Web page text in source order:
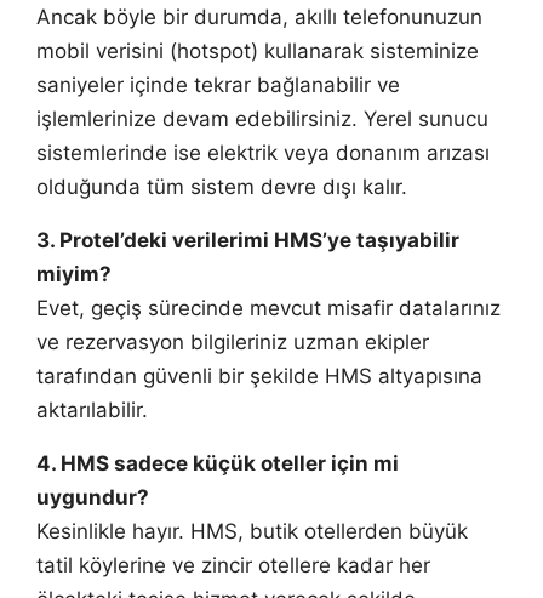
Ancak böyle bir durumda, akıllı telefonunuzun
mobil verisini (hotspot) kullanarak sisteminize
saniyeler içinde tekrar bağlanabilir ve
işlemlerinize devam edebilirsiniz. Yerel sunucu
sistemlerinde ise elektrik veya donanım arızası
olduğunda tüm sistem devre dışı kalır.
3. Protel’deki verilerimi HMS’ye taşıyabilir
miyim?
Evet, geçiş sürecinde mevcut misafir datalarınız
ve rezervasyon bilgileriniz uzman ekipler
tarafından güvenli bir şekilde HMS altyapısına
aktarılabilir.
4. HMS sadece küçük oteller için mi
uygundur?
Kesinlikle hayır. HMS, butik otellerden büyük
tatil köylerine ve zincir otellere kadar her